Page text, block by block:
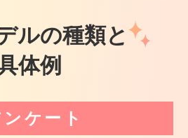
ルの種類と
体例
ンケート